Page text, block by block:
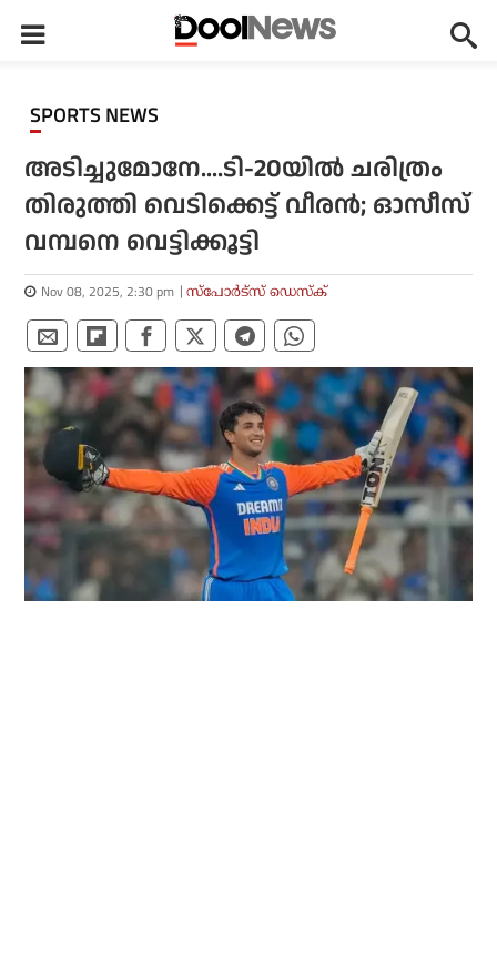
SPORTS NEWS
അടിച്ചുമോനേ....ടി-20യില്‍ ചരിത്രം
തിരുത്തി വെടിക്കെട്ട് വീരന്‍; ഓസീസ്
വമ്പനെ വെട്ടിക്കൂട്ടി
Nov 08, 2025, 2:30 pm സ്പോര്‍ട്സ് ഡെസ്‌ക്